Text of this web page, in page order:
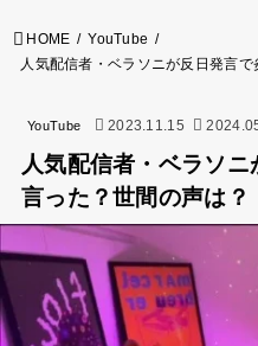
HOME
YouTube
人気配信者・ベラソニが反日発言
YouTube 2023.11.15
人気配信者・ベラソ
言った？世間の声は？